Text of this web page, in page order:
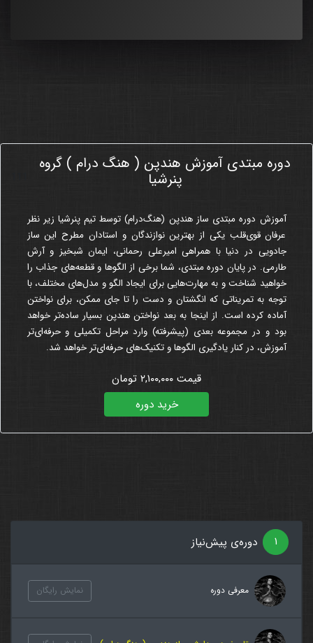
دوره مبتدی آموزش هندپن ( هنگ درام ) گروه
پنرشیا
آموزش دوره مبتدی ساز هندپن (هنگ‌درام) توسط تیم پنرشیا زیر نظر
عرفان قوی‌قلب یکی از بهترین نوازندگان و استادان مطرح این ساز
جادویی در دنیا با همراهی امیرعلی رحمانی، ایمان شبخیز و آرش
طارمی. در پایان دوره مبتدی، شما برخی از الگوها و قطعه‌های جذاب را
خواهید شناخت و به مهارت‌هایی برای ایجاد الگو و مدل‌های مختلف، با
توجه به تمریناتی که انگشتان و دست را تا جای ممکن، برای نواختن
آماده کرده است. از اینجا به بعد نواختن هندپن بسیار ساده‌تر خواهد
بود و در مجموعه بعدی (پیشرفته) وارد مراحل تکمیلی و حرفه‌ای‌تر
آموزش، در کنار یادگیری الگوها و تکنیک‌های حرفه‌ای‌تر خواهد شد.
قیمت ۲,۱۰۰,۰۰۰ تومان
خرید دوره
۱ دوره‌ی پیش‌نیاز
معرفی دوره نمایش رایگان